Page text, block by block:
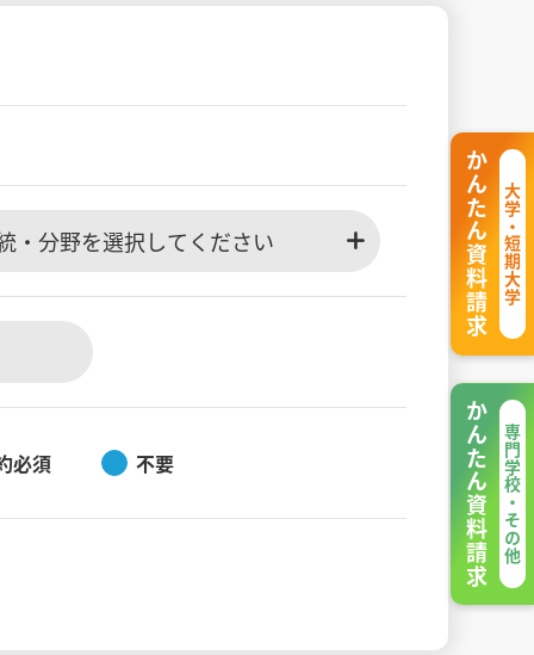
・分野を選択してください
必須 不要
大学・短期大学
かんたん資料請求
専門学校・その他
かんたん資料請求